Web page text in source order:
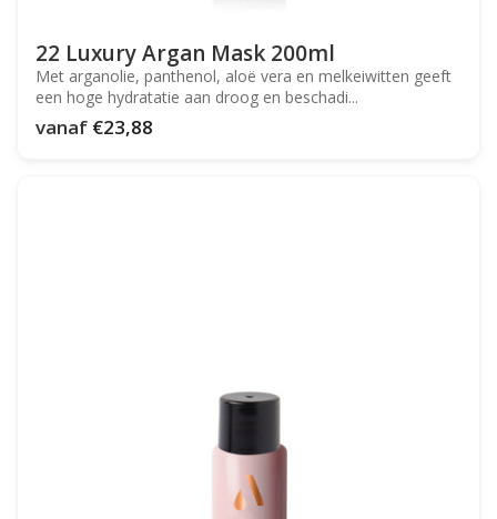
22 Luxury Argan Mask 200ml
Met arganolie, panthenol, aloë vera en melkeiwitten geeft
een hoge hydratatie aan droog en beschadi...
vanaf €23,88